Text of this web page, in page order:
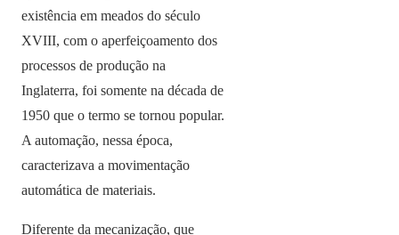
existência em meados do século
XVIII, com o aperfeiçoamento dos
processos de produção na
Inglaterra, foi somente na década de
1950 que o termo se tornou popular.
A automação, nessa época,
caracterizava a movimentação
automática de materiais.
Diferente da mecanização, que